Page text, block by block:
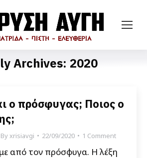
Archives: 2020
ο πρόσφυγας; Ποιος ο
Byxrisiavgi 22/09/2020 1 Comment
από τον πρόσφυγα. Η λέξη